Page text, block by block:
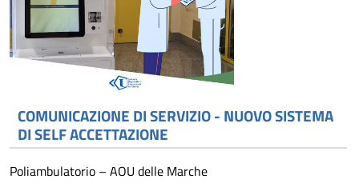
COMUNICAZIONE DI SERVIZIO - NUOVO SISTEMA
DI SELF ACCETTAZIONE
Poliambulatorio – AOU delle Marche